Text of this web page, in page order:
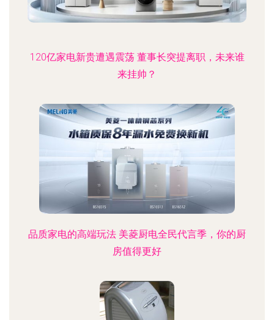
120亿家电新贵遭遇震荡 董事长突提离职，未来谁
来挂帅？
品质家电的高端玩法 美菱厨电全民代言季，你的厨
房值得更好